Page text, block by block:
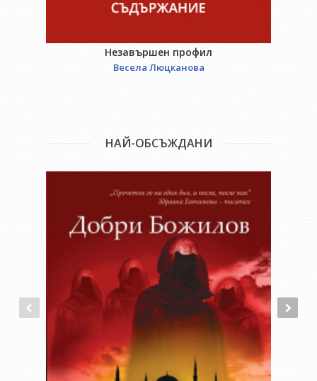
Незавършен профил
Весела Люцканова
НАЙ-ОБСЪЖДАНИ